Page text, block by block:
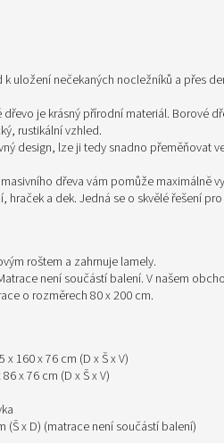
uložení nečekaných nocležníků a přes
je krásný přírodní materiál. Borové
rustikální vzhled.
design, lze ji tedy snadno přeměňovat
dřeva vám pomůže maximálně
a dek. Jedná se o skvělé řešení
roštem a zahrnuje lamely.
není součástí balení. V našem
o rozměrech 80 x 200 cm.
160 x 76 cm (D x Š x V)
x 76 cm (D x Š x V)
(Š x D) (matrace není součástí balení)